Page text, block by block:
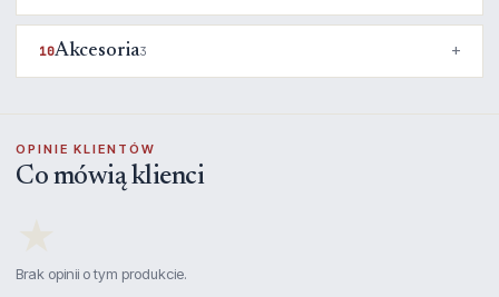
10Akcesoria3
OPINIE KLIENTÓW
Co mówią klienci
Brak opinii o tym produkcie.